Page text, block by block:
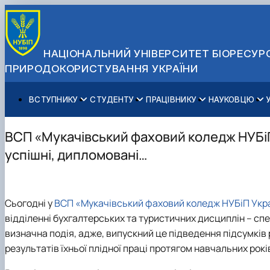
НАЦІОНАЛЬНИЙ УНІВЕРСИТЕТ
ПРИРОДОКОРИСТУВАННЯ УКРАЇНИ
ВСТУПНИКУ
Вступ до НУБіП України 2026
Приймальна комісія
Правила прийому
Для осіб з тимчасово окупованих територій
Для іноземців / For foreigners
Військова освіта
СТУДЕНТУ
Навчання
Додаткова освіта
Позанавчальна діяльність
Студентське самоврядування
ПРАЦІВНИКУ
Освітній процес
Міжнародна діяльність
Довідкова інформація
Профспілкова організація
НАУКОВЦЮ
Наукова діяльність
Аспіранту / Докторанту
Захисти дисертацій
Законодавче та нормативне забезпечення
Наукові видання
Наука для бізнесу
Управління і самоврядування
Загальна інформація
Офіційні документи
Стратегія розвитку на період 2026-2030рр.
Офіційна символіка
Антикорупційні заходи
Гендерна радниця
Контактна інформація
ВСП «Мукачівський фаховий коледж
успішні, дипломовані…
Сьогодні уВСП «Мукачівський фаховий коледж НУБіП
відділенні бухгалтерських та туристичних дисциплін –
визначна подія, адже, випускний це підведення
результатів їхньої плідної праці протягом навчальних